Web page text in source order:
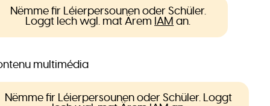
Nëmme fir Léierpersounen oder Schüler.
Loggt Iech wgl. mat Ärem IAM an.
multimédia
Nëmme fir Léierpersounen oder Schüler. Loggt